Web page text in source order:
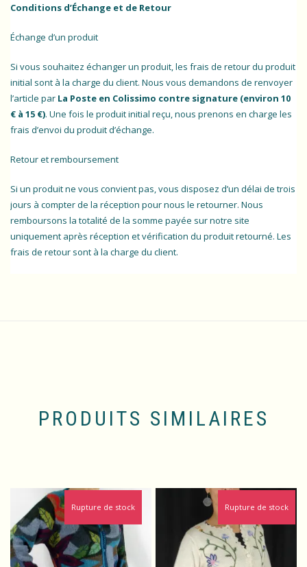
Conditions d’Échange et de Retour
Échange d’un produit
Si vous souhaitez échanger un produit, les frais de retour du produit
initial sont à la charge du client. Nous vous demandons de renvoyer
l’article par La Poste en Colissimo contre signature (environ 10
€ à 15 €). Une fois le produit initial reçu, nous prenons en charge les
frais d’envoi du produit d’échange.
Retour et remboursement
Si un produit ne vous convient pas, vous disposez d’un délai de trois
jours à compter de la réception pour nous le retourner. Nous
remboursons la totalité de la somme payée sur notre site
uniquement après réception et vérification du produit retourné. Les
frais de retour sont à la charge du client.
PRODUITS SIMILAIRES
Rupture de stock Rupture de stock